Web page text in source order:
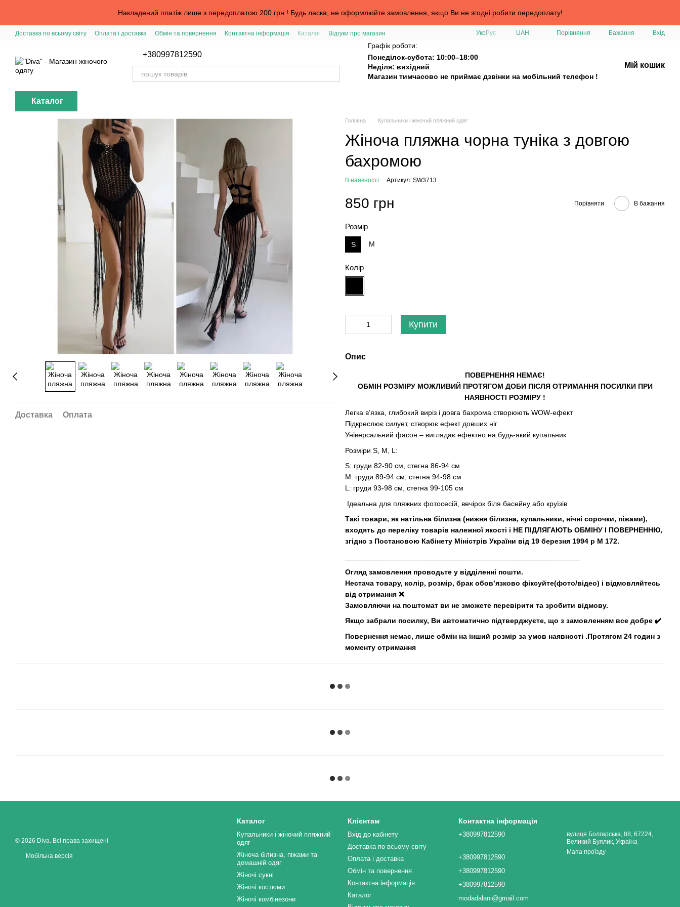
Накладений платіж лише з передоплатою 200 грн ! Будь ласка, не оформлюйте замовлення, якщо Ви не згодні робити передоплату!
Доставка по всьому світу Оплата і доставка Обмін та повернення Контактна інформація Каталог
Відгуки про магазин
УкрРус UAH Порівняння Бажання Вхід
+380997812590
Графік роботи:
Понеділок-субота: 10:00–18:00
Неділя: вихідний
Магазин тимчасово не приймає дзвінки на мобільний телефон !
Мій кошик
Каталог
Доставка Оплата
Головна Купальники і жіночий пляжний одяг
Жіноча пляжна чорна туніка з довгою
бахромою
В наявності Артикул: SW3713
850 грн Порівняти В бажання
Розмір
S M
Колір
Купити
Опис
ПОВЕРНЕННЯ НЕМАЄ!
ОБМІН РОЗМІРУ МОЖЛИВИЙ ПРОТЯГОМ ДОБИ ПІСЛЯ ОТРИМАННЯ ПОСИЛКИ ПРИ
НАЯВНОСТІ РОЗМІРУ !
Легка в’язка, глибокий виріз і довга бахрома створюють WOW-ефект
Підкреслює силует, створює ефект довших ніг
Універсальний фасон – виглядає ефектно на будь-який купальник
Розміри S, M, L:
S: груди 82-90 см, стегна 86-94 см
M: груди 89-94 см, стегна 94-98 см
L: груди 93-98 см, стегна 99-105 см
Ідеальна для пляжних фотосесій, вечірок біля басейну або круїзів
Такі товари, як натільна білизна (нижня білизна, купальники, нічні сорочки, піжами),
входять до переліку товарів належної якості і НЕ ПІДЛЯГАЮТЬ ОБМІНУ І ПОВЕРНЕННЮ,
згідно з Постановою Кабінету Міністрів України від 19 березня 1994 р М 172.
Огляд замовлення проводьте у відділенні пошти.
Нестача товару, колір, розмір, брак обов’язково фіксуйте(фото/відео) і відмовляйтесь
від отримання ❌
Замовляючи на поштомат ви не зможете перевірити та зробити відмову.
Якщо забрали посилку, Ви автоматично підтверджуєте, що з замовленням все добре ✔️
Повернення немає, лише обмін на інший розмір за умов наявності .Протягом 24 годин з
моменту отримання
© 2026 Diva. Всі права захищені
Мобільна версія
Каталог
Купальники і жіночий пляжний
одяг
Жіноча білизна, піжами та
домашній одяг
Жіночі сукні
Жіночі костюми
Жіночі комбінезони
Клієнтам
Вхід до кабінету
Доставка по всьому світу
Оплата і доставка
Обмін та повернення
Контактна інформація
Каталог
Контактна інформація
+380997812590
+380997812590
+380997812590
+380997812590
modadalani@gmail.com
вулиця Болгарська, 88, 67224,
Великий Буялик, Україна
Мапа проїзду